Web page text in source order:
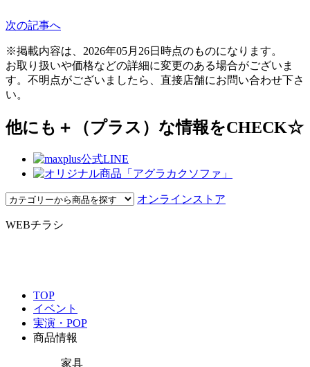
次の記事へ
※掲載内容は、2026年05月26日時点のものになります。
お取り扱いや価格などの詳細に変更のある場合がございま
す。不明点がございましたら、直接店舗にお問い合わせ下さ
い。
他にも＋（プラス）な情報をCHECK☆
オンラインストア
WEBチラシ
TOP
イベント
実演・POP
商品情報
家具